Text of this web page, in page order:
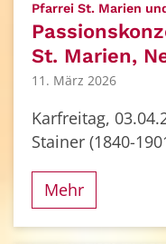
Pfarrei St. Marien
St. Marien,
11. März 2026
Karfreitag,
Stainer (1840-
Mehr